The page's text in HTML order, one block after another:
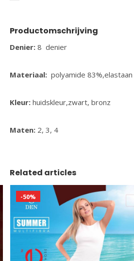
Productomschrijving
Denier: 8 denier
Materiaal: polyamide 83%,elastaan
Kleur: huidskleur,zwart, bronz
Maten: 2, 3, 4
Related articles
-50%